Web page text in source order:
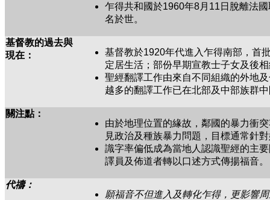
乍得共和國於1960年8月11日脫離法
名於世。
基督教的過去與
現在：
基督教於1920年代進入乍得南部，首
定居生活；部份早期宣教士子女及後
聖經翻譯工作由來自不同組織的外地
越多的翻譯工作已在北部及中部族群
關注點：
由於地理位置的緣故，鄰國的暴力衝
見政治及種族暴力問題，目標通常針
識字率偏低成為當地人認識聖經的主
譯員及佈道者轉以口述方式傳揚福音。
代禱：
願福音不但進入及轉化乍得，更影響